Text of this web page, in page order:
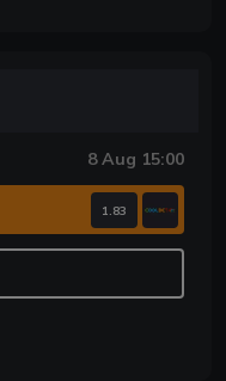
8 Aug 15:00
1.83